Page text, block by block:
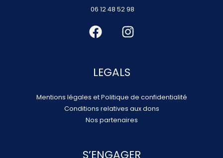
06 12 48 52 98
LEGALS
Mentions légales et Politique de confidentialité
Conditions relatives aux dons
Nos partenaires
S’ENGAGER